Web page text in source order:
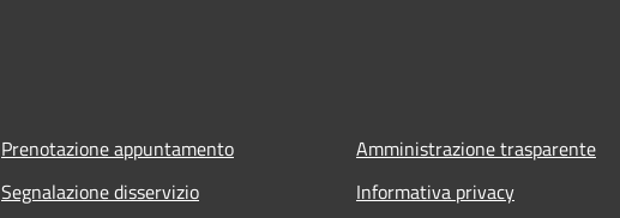
Prenotazione appuntamento
Segnalazione disservizio
Amministrazione trasparente
Informativa privacy